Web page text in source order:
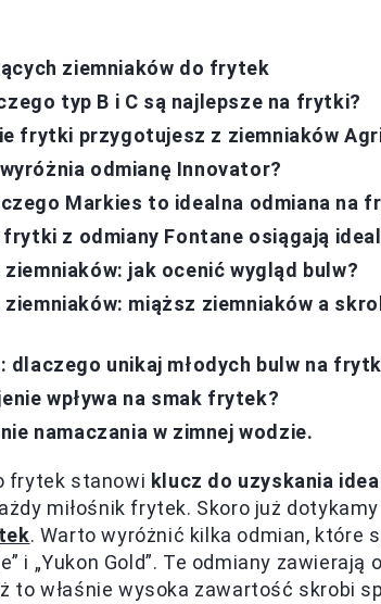
ziemniaków do frytek
typ B i C są najlepsze na frytki?
frytki przygotujesz z ziemniaków
odmianę Innovator?
Markies to idealna odmiana na
frytki z odmiany Fontane osiągają
jak ocenić wygląd bulw?
miąższ ziemniaków a
unikaj młodych bulw na
wpływa na smak frytek?
namaczania w zimnej wodzie.
frytek stanowi klucz do uzyskania
miłośnik frytek. Skoro już
. Warto wyróżnić kilka odmian, które
i „Yukon Gold”. Te odmiany zawierają
to właśnie wysoka zawartość skrobi